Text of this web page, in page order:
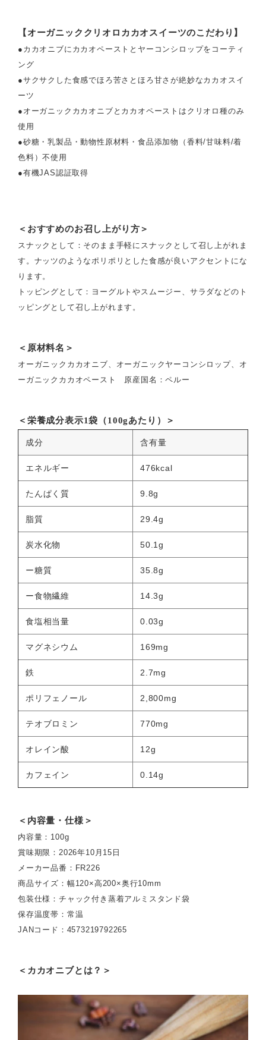
【オーガニッククリオロカカオスイーツのこだわり】
●カカオニブにカカオペーストとヤーコンシロップをコーティ
ング
●サクサクした食感でほろ苦さとほろ甘さが絶妙なカカオスイ
ーツ
●オーガニックカカオニブとカカオペーストはクリオロ種のみ
使用
●砂糖・乳製品・動物性原材料・食品添加物（香料/甘味料/着
色料）不使用
●有機JAS認証取得
＜おすすめのお召し上がり方＞
スナックとして： そのまま手軽にスナックとして召し上がれま
す。ナッツのようなポリポリとした食感が良いアクセントにな
ります。
トッピングとして： ヨーグルトやスムージー、サラダなどのト
ッピングとして召し上がれます。
＜原材料名＞
オーガニックカカオニブ、オーガニックヤーコンシロップ、オ
ーガニックカカオペースト 原産国名：ペルー
＜栄養成分表示1袋（100gあたり）＞
成分 含有量
エネルギー 476kcal
たんぱく質 9.8g
脂質 29.4g
炭水化物 50.1g
ー糖質 35.8g
ー食物繊維 14.3g
食塩相当量 0.03g
マグネシウム 169mg
鉄 2.7mg
ポリフェノール 2,800mg
テオブロミン 770mg
オレイン酸 12g
カフェイン 0.14g
＜内容量・仕様＞
内容量：100g
賞味期限：2026年10月15日
メーカー品番：FR226
商品サイズ：幅120×高200×奥行10mm
包装仕様：チャック付き蒸着アルミスタンド袋
保存温度帯：常温
JANコード：4573219792265
＜カカオニブとは？＞